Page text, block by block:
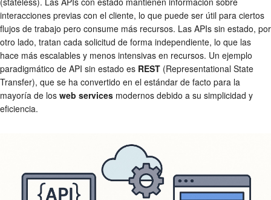
interacciones previas con el cliente, lo que puede ser útil para ciertos
flujos de trabajo pero consume más recursos. Las APIs sin estado, por
otro lado, tratan cada solicitud de forma independiente, lo que las
hace más escalables y menos intensivas en recursos. Un ejemplo
paradigmático de API sin estado es REST (Representational State
Transfer), que se ha convertido en el estándar de facto para la
mayoría de los web services modernos debido a su simplicidad y
eficiencia.